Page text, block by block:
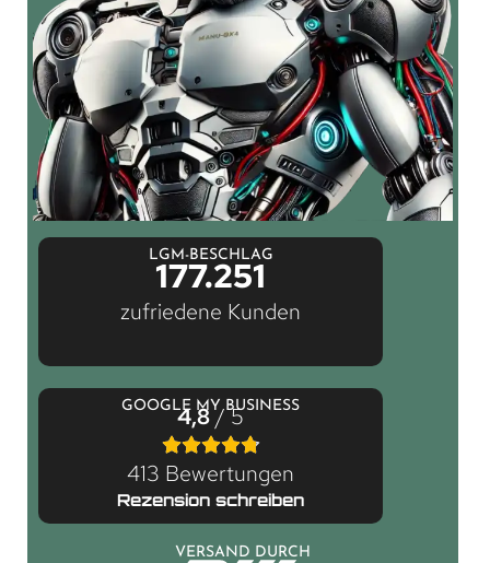
LGM-BESCHLAG
177.251
zufriedene Kunden
GOOGLE MY BUSINESS
4,8/ 5
413 Bewertungen
Rezension schreiben
VERSAND DURCH